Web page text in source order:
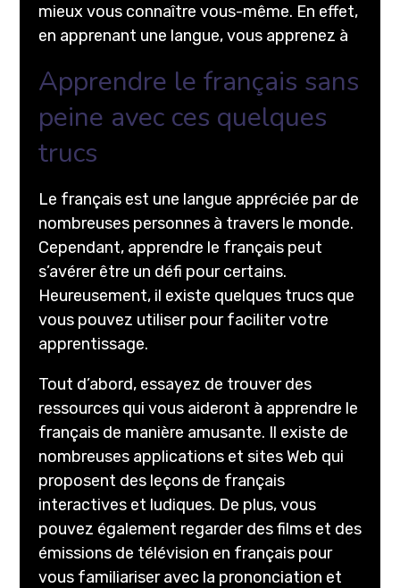
mieux vous connaître vous-même. En effet,
en apprenant une langue, vous apprenez à
Apprendre le français sans
peine avec ces quelques
trucs
Le français est une langue appréciée par de
nombreuses personnes à travers le monde.
Cependant, apprendre le français peut
s’avérer être un défi pour certains.
Heureusement, il existe quelques trucs que
vous pouvez utiliser pour faciliter votre
apprentissage.
Tout d’abord, essayez de trouver des
ressources qui vous aideront à apprendre le
français de manière amusante. Il existe de
nombreuses applications et sites Web qui
proposent des leçons de français
interactives et ludiques. De plus, vous
pouvez également regarder des films et des
émissions de télévision en français pour
vous familiariser avec la prononciation et